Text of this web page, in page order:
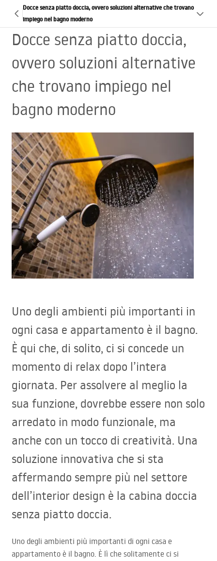
Docce senza piatto doccia, ovvero soluzioni alternative che trovano
impiego nel bagno moderno
Docce senza piatto doccia,
ovvero soluzioni alternative
che trovano impiego nel
bagno moderno
Uno degli ambienti più importanti in
ogni casa e appartamento è il bagno.
È qui che, di solito, ci si concede un
momento di relax dopo l’intera
giornata. Per assolvere al meglio la
sua funzione, dovrebbe essere non solo
arredato in modo funzionale, ma
anche con un tocco di creatività. Una
soluzione innovativa che si sta
affermando sempre più nel settore
dell’interior design è la cabina doccia
senza piatto doccia.
Uno degli ambienti più importanti di ogni casa e
appartamento è il bagno. È lì che solitamente ci si